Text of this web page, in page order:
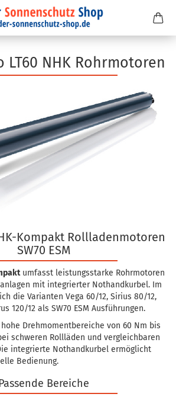
LT60 NHK Rohrmotoren
Kompakt Rollladenmotoren
SW70 ESM
umfasst leistungsstarke Rohrmotoren
mit integrierter Nothandkurbel. Im
die Varianten Vega 60/12, Sirius 80/12,
120/12 als SW70 ESM Ausführungen.
Drehmomentbereiche von 60 Nm bis
schweren Rollläden und vergleichbaren
integrierte Nothandkurbel ermöglicht
Bedienung.
Bereiche